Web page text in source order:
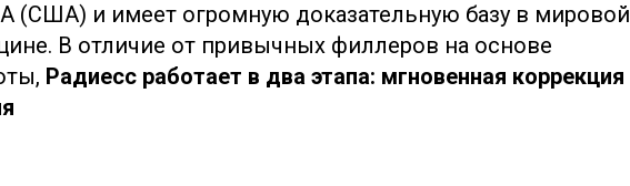
(США) и имеет огромную доказательную базу в мировой
В отличие от привычных филлеров на основе
Рaдиесс работает в два этапа: мгновенная коррекция